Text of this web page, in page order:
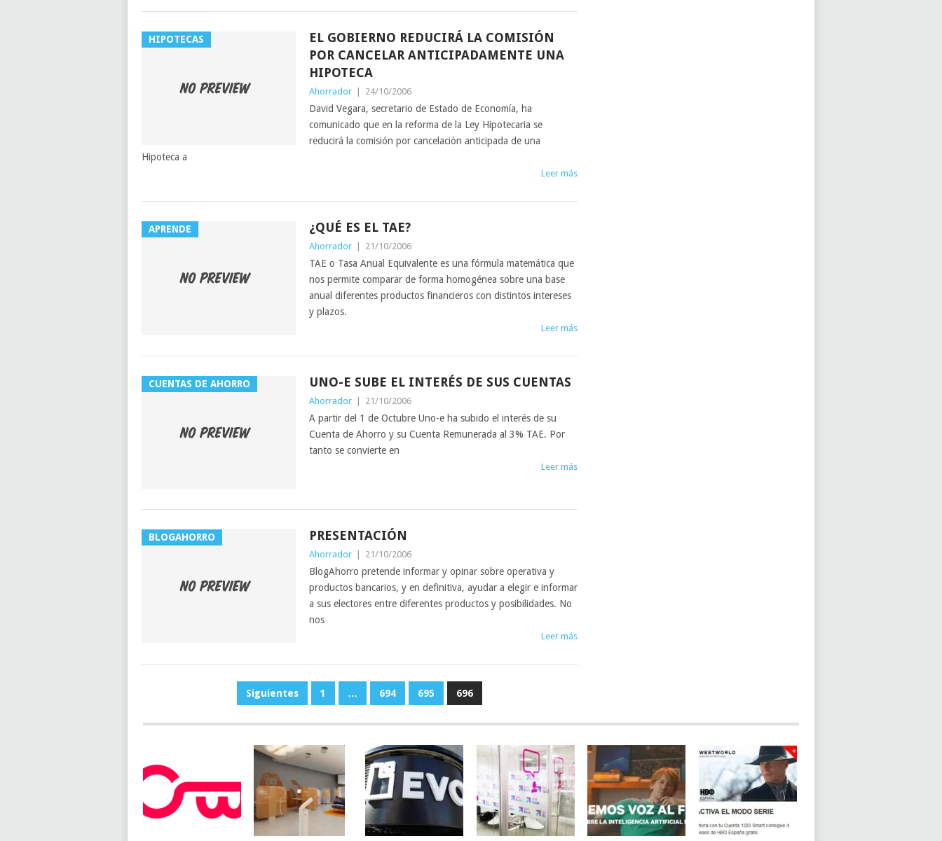
HIPOTECAS
EL GOBIERNO REDUCIRÁ LA COMISIÓN
POR CANCELAR ANTICIPADAMENTE UNA
HIPOTECA
Ahorrador 24/10/2006
David Vegara, secretario de Estado de Economía, ha
comunicado que en la reforma de la Ley Hipotecaria se
reducirá la comisión por cancelación anticipada de una
Hipoteca a
Leer más
APRENDE ¿QUÉ ES EL TAE?
Ahorrador 21/10/2006
TAE o Tasa Anual Equivalente es una fórmula matemática que
nos permite comparar de forma homogénea sobre una base
anual diferentes productos financieros con distintos intereses
y plazos.
Leer más
CUENTAS DE AHORRO UNO-E SUBE EL INTERÉS DE SUS CUENTAS
Ahorrador 21/10/2006
A partir del 1 de Octubre Uno-e ha subido el interés de su
Cuenta de Ahorro y su Cuenta Remunerada al 3% TAE. Por
tanto se convierte en
Leer más
BLOGAHORRO PRESENTACIÓN
Ahorrador 21/10/2006
BlogAhorro pretende informar y opinar sobre operativa y
productos bancarios, y en definitiva, ayudar a elegir e informar
a sus electores entre diferentes productos y posibilidades. No
nos
Leer más
PAGINACIÓNSiguientes 1 … 694 695 696